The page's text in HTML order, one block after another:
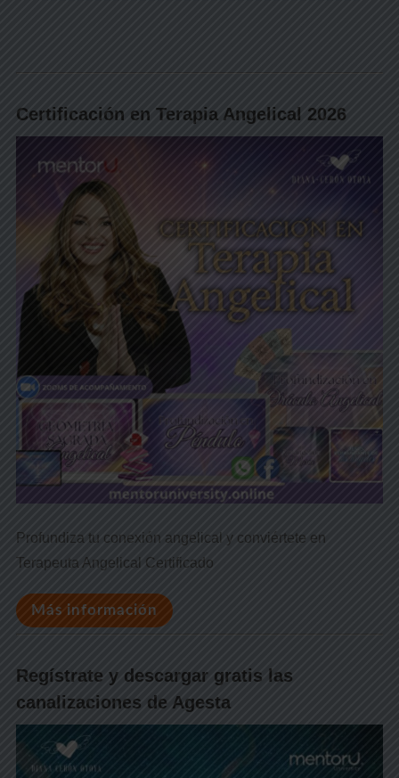
Certificación en Terapia Angelical 2026
Profundiza tu conexión angelical y conviértete en
Terapeuta Angelical Certificado
Más información
Regístrate y descargar gratis las
canalizaciones de Agesta